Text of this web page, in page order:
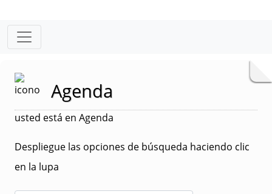
Agenda
usted está en Agenda
Despliegue las opciones de búsqueda haciendo clic
en la lupa